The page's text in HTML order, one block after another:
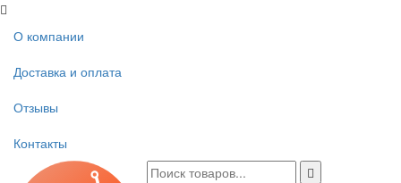
О компании
Доставка и оплата
Отзывы
Контакты